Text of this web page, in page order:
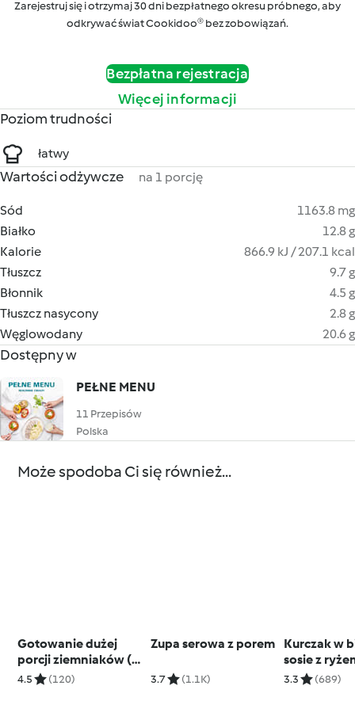
Zarejestruj się i otrzymaj 30 dni bezpłatnego okresu próbnego, aby
odkrywać świat Cookidoo® bez zobowiązań.
Bezpłatna rejestracja
Więcej informacji
Poziom trudności
łatwy
Wartości odżywcze na 1 porcję
Sód
1163.8 mg
Białko
12.8 g
Kalorie
866.9 kJ / 207.1 kcal
Tłuszcz
9.7 g
Błonnik
4.5 g
Tłuszcz nasycony
2.8 g
Węglowodany
20.6 g
Dostępny w
PEŁNE MENU
11 Przepisów
Polska
Może spodoba Ci się również...
Gotowanie dużej
porcji ziemniaków (z
osłoną noża
4.5 (120)
Zupa serowa z porem
3.7 (1.1K)
Kurczak w
sosie z
(ferkase)
3.3 (689)